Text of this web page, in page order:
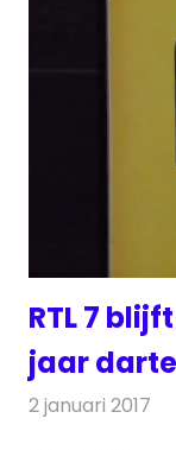
RTL 7
jaar
2 januari 2017